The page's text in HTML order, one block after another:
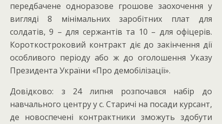
передбачене одноразове грошове заохочення у
вигляді 8 мінімальних заробітних плат для
солдатів, 9 – для сержантів та 10 – для офіцерів.
Короткостроковий контракт діє до закінчення дії
особливого періоду або ж до оголошення Указу
Президента України «Про демобілізації».
Довідково: з 24 липня розпочався набір до
навчального центру у с. Старичі на посади курсант,
де новоспечені контрактники зможуть здобути